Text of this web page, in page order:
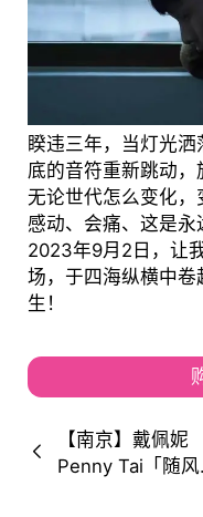
睽违三年，当灯光
底的音符重新跳动，
无论世代怎么变化
感动、会痛、这是永
2023年9月2日，让
场，于四海纵横中
生！
【南京】戴佩妮
Penny Tai「随风